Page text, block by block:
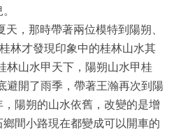
，那時帶著兩位模特到陽朔、
林才發現印象中的桂林山水其
林山水甲天下，陽朔山水甲桂
避開了雨季，帶著王瀚再次到陽
陽朔的山水依舊，改變的是增
間小路現在都變成可以開車的